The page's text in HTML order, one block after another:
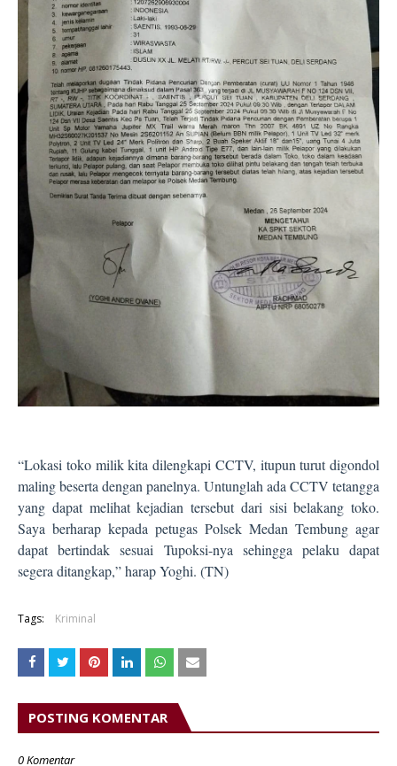
“Lokasi toko milik kita dilengkapi CCTV, itupun turut digondol
maling beserta dengan panelnya. Untunglah ada CCTV tetangga
yang dapat melihat kejadian tersebut dari sisi belakang toko.
Saya berharap kepada petugas Polsek Medan Tembung agar
dapat bertindak sesuai Tupoksi-nya sehingga pelaku dapat
segera ditangkap,” harap Yoghi. (TN)
Tags: Kriminal
POSTING KOMENTAR
0 Komentar